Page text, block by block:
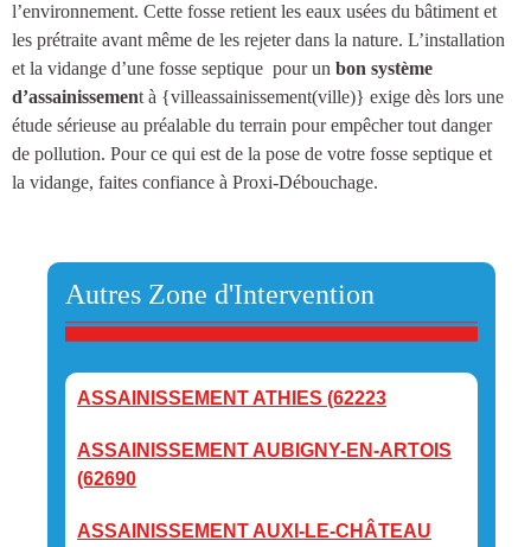
l’environnement. Cette fosse retient les eaux usées du bâtiment et
les prétraite avant même de les rejeter dans la nature. L’installation
et la vidange d’une fosse septique pour un bon système
d’assainissement à {villeassainissement(ville)} exige dès lors une
étude sérieuse au préalable du terrain pour empêcher tout danger
de pollution. Pour ce qui est de la pose de votre fosse septique et
la vidange, faites confiance à Proxi-Débouchage.
Autres Zone d'Intervention
ASSAINISSEMENT ATHIES (62223
ASSAINISSEMENT AUBIGNY-EN-ARTOIS
(62690
ASSAINISSEMENT AUXI-LE-CHÂTEAU